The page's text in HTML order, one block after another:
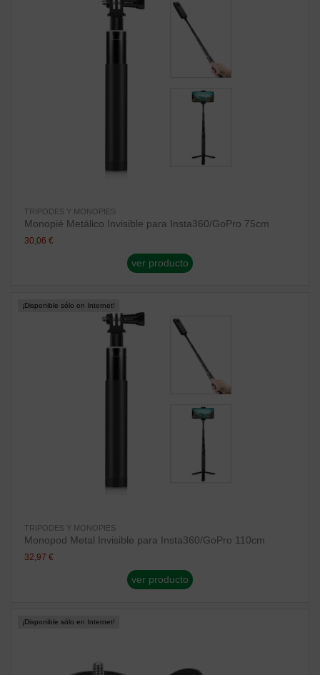
TRIPODES Y MONOPIES
Monopié Metálico Invisible para Insta360/GoPro 75cm
30,06 €
ver producto
¡Disponible sólo en Internet!
TRIPODES Y MONOPIES
Monopod Metal Invisible para Insta360/GoPro 110cm
32,97 €
ver producto
¡Disponible sólo en Internet!